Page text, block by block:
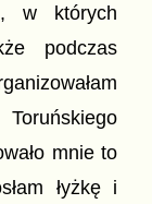
w których
podczas
mnie to
łyżkę i